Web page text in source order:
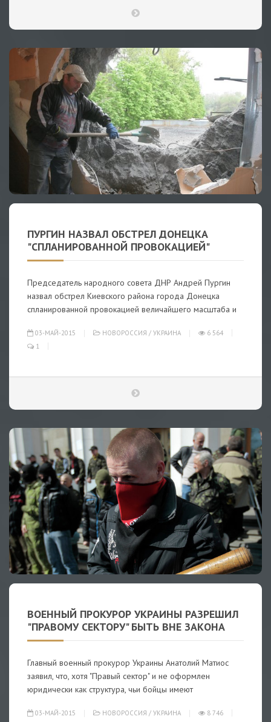
ПУРГИН НАЗВАЛ ОБСТРЕЛ ДОНЕЦКА
"СПЛАНИРОВАННОЙ ПРОВОКАЦИЕЙ"
Председатель народного совета ДНР Андрей Пургин
назвал обстрел Киевского района города Донецка
спланированной провокацией величайшего масштаба и
03-МАЙ-2015 НОВОРОССИЯ / УКРАИНА
6 564
1
ВОЕННЫЙ ПРОКУРОР УКРАИНЫ РАЗРЕШИЛ
"ПРАВОМУ СЕКТОРУ" БЫТЬ ВНЕ ЗАКОНА
Главный военный прокурор Украины Анатолий Матиос
заявил, что, хотя "Правый сектор" и не оформлен
юридически как структура, чьи бойцы имеют
03-МАЙ-2015 НОВОРОССИЯ / УКРАИНА
8 746